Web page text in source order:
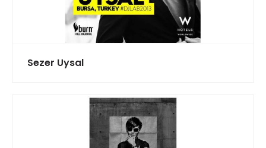
Sezer Uysal